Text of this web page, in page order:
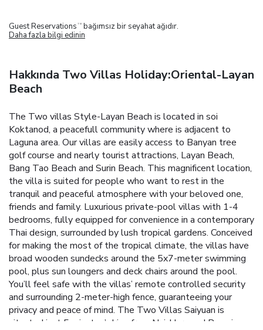
Guest Reservations TM bağımsız bir seyahat ağıdır.
Daha fazla bilgi edinin
Hakkında Two Villas Holiday:Oriental-Layan
Beach
The Two villas Style-Layan Beach is located in soi
Koktanod, a peacefull community where is adjacent to
Laguna area. Our villas are easily access to Banyan tree
golf course and nearly tourist attractions, Layan Beach,
Bang Tao Beach and Surin Beach. This magnificent location,
the villa is suited for people who want to rest in the
tranquil and peaceful atmosphere with your beloved one,
friends and family. Luxurious private-pool villas with 1-4
bedrooms, fully equipped for convenience in a contemporary
Thai design, surrounded by lush tropical gardens. Conceived
for making the most of the tropical climate, the villas have
broad wooden sundecks around the 5x7-meter swimming
pool, plus sun loungers and deck chairs around the pool.
You’ll feel safe with the villas’ remote controlled security
and surrounding 2-meter-high fence, guaranteeing your
privacy and peace of mind. The Two Villas Saiyuan is
situated just 5 minutes’ drive from Nai-Harn and Rawai